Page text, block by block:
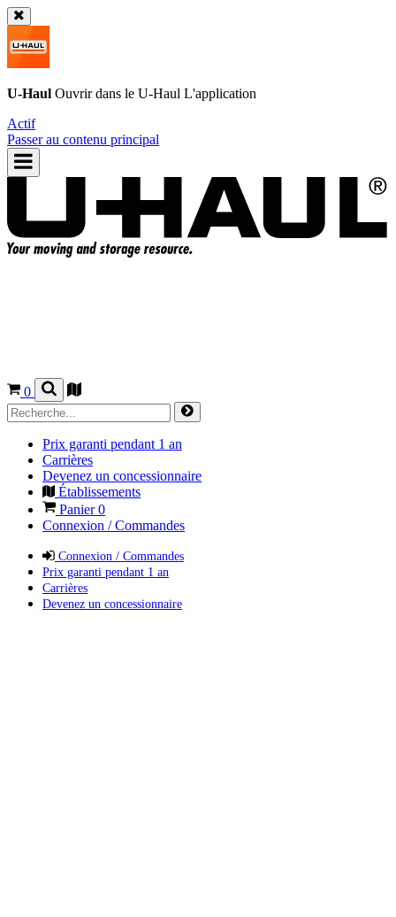
U-Haul Ouvrir dans le U-Haul L'application
Actif
Passer au contenu principal
0
Prix garanti pendant 1 an
Carrières
Devenez un concessionnaire
Établissements
Panier0
Connexion / Commandes
Connexion / Commandes
Prix garanti pendant 1 an
Carrières
Devenez un concessionnaire